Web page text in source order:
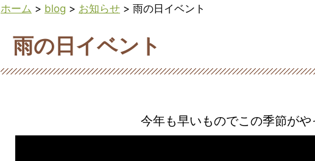
ホーム > blog > お知らせ > 雨の日イベント
雨の日イベント
今年も早いものでこの季節がや